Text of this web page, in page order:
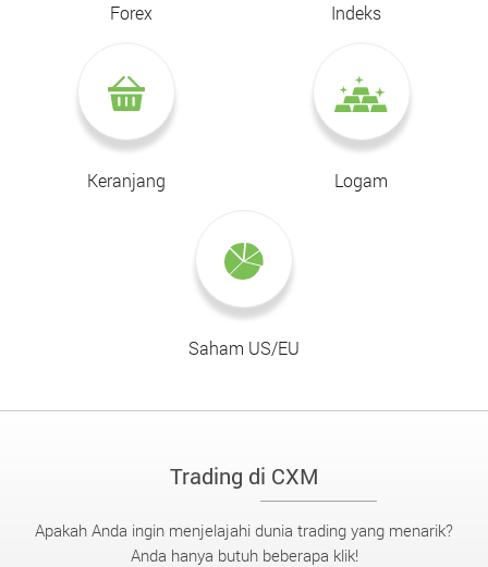
Forex Indeks
Keranjang Logam
Saham US/EU
Trading di CXM
Apakah Anda ingin menjelajahi dunia trading yang menarik?
Anda hanya butuh beberapa klik!